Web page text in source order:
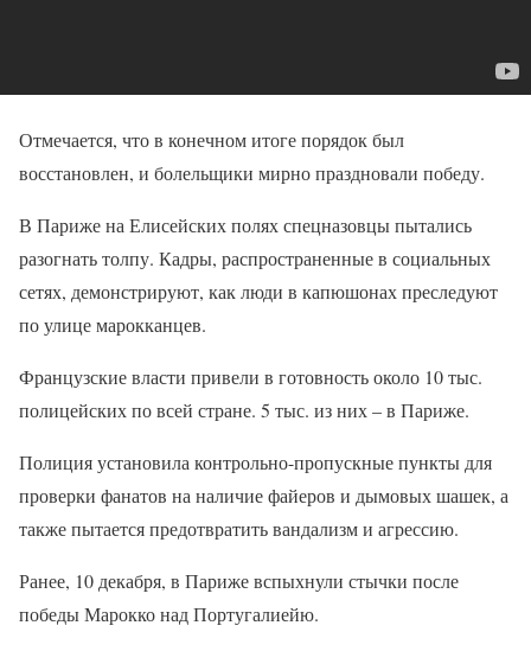
Отмечается, что в конечном итоге порядок был
восстановлен, и болельщики мирно праздновали победу.
В Париже на Елисейских полях спецназовцы пытались
разогнать толпу. Кадры, распространенные в социальных
сетях, демонстрируют, как люди в капюшонах преследуют
по улице марокканцев.
Французские власти привели в готовность около 10 тыс.
полицейских по всей стране. 5 тыс. из них – в Париже.
Полиция установила контрольно-пропускные пункты для
проверки фанатов на наличие файеров и дымовых шашек, а
также пытается предотвратить вандализм и агрессию.
Ранее, 10 декабря, в Париже вспыхнули стычки после
победы Марокко над Португалиейю.